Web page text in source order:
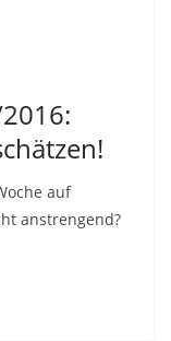
auf
anstrengend?